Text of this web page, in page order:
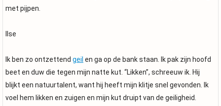
met pijpen.
Ilse
Ik ben zo ontzettend geil en ga op de bank staan. Ik pak zijn hoofd
beet en duw die tegen mijn natte kut. “Likken”, schreeuw ik. Hij
blijkt een natuurtalent, want hij heeft mijn klitje snel gevonden. Ik
voel hem likken en zuigen en mijn kut druipt van de geiligheid.